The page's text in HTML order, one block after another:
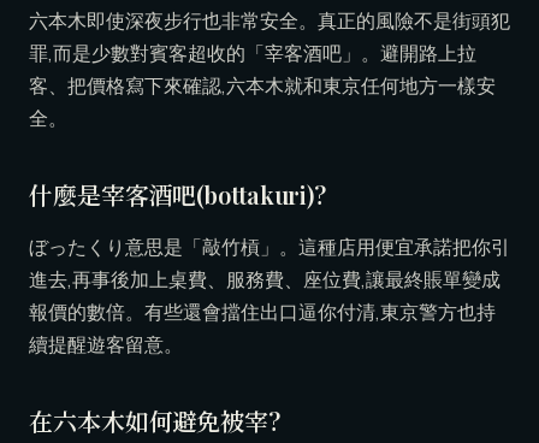
六本木即使深夜步行也非常安全。真正的風險不是街頭犯
罪,而是少數對賓客超收的「宰客酒吧」。避開路上拉
客、把價格寫下來確認,六本木就和東京任何地方一樣安
全。
什麼是宰客酒吧(bottakuri)?
ぼったくり意思是「敲竹槓」。這種店用便宜承諾把你引
進去,再事後加上桌費、服務費、座位費,讓最終賬單變成
報價的數倍。有些還會擋住出口逼你付清,東京警方也持
續提醒遊客留意。
在六本木如何避免被宰?